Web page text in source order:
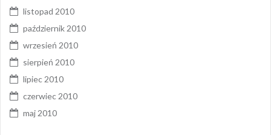
listopad 2010
październik 2010
wrzesień 2010
sierpień 2010
lipiec 2010
czerwiec 2010
maj 2010